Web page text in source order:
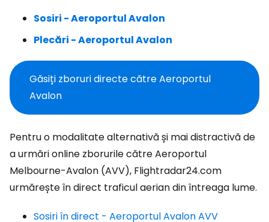
Sosiri - Aeroportul Avalon
Plecări - Aeroportul Avalon
Găsiți zboruri directe către Aeroportul
Avalon
Pentru o modalitate alternativă și mai distractivă de
a urmări online zborurile către Aeroportul
Melbourne-Avalon (AVV), Flightradar24.com
urmărește în direct traficul aerian din întreaga lume.
Sosiri în direct - Aeroportul Avalon AVV